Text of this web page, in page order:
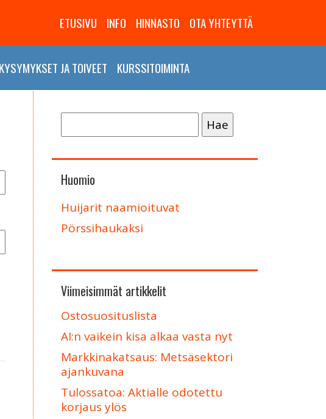
ETUSIVU INFO HINNASTO OTA YHTEYTTÄ
KYSYMYKSET JA TOIVEET KURSSITOIMINTA
Huomio
Huijarit naamioituvat
Pörssihaukaksi
Viimeisimmät artikkelit
Ostosuosituslista
AI:n vaikein kisa alkaa vasta nyt
Markkinakatsaus: Metsäsektori
ajankuvana
Tulossatoa: Aktialle odotettu
korjaus ylös